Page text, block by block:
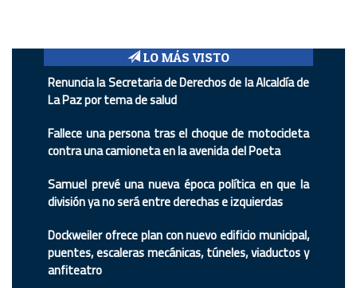
LO MÁS VISTO
Renuncia la Secretaria de Derechos de la Alcaldía de
La Paz por tema de salud
Fallece una persona tras el choque de motocicleta
contra una camioneta en la avenida del Poeta
Samuel prevé una nueva época política en que la
división ya no será entre derechas e izquierdas
Dockweiler ofrece plan con nuevo edificio municipal,
puentes, escaleras mecánicas, túneles, viaductos y
anfiteatro